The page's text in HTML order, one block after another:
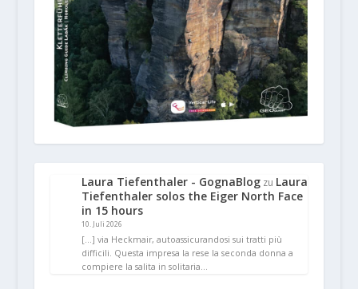
Laura Tiefenthaler - GognaBlogzu Laura
Tiefenthaler solos the Eiger North Face
in 15 hours
10. Juli 2026
[…] via Heckmair, autoassicurandosi sui tratti più
difficili. Questa impresa la rese la seconda donna a
compiere la salita in solitaria…